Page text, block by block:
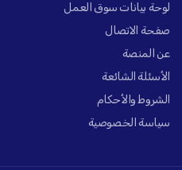
لوحة بيانات سوق العمل
صفحة الاتصال
عن المنصة
الأسئلة الشائعة
الشروط والأحكام
سياسة الخصوصية